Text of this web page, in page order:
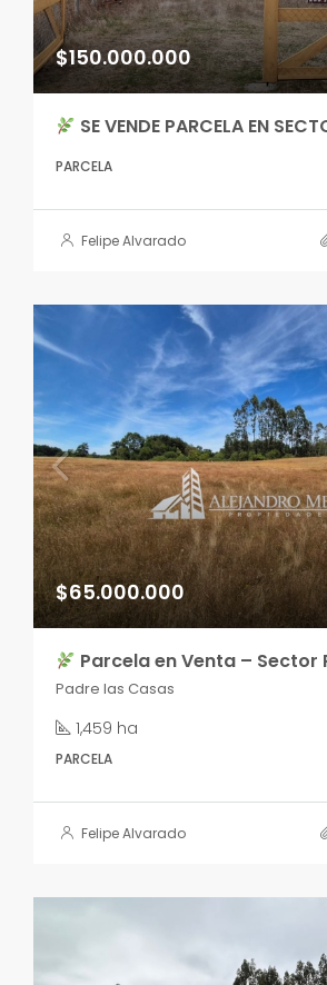
$150.000.000
SE VENDE PARCELA EN
PARCELA
Felipe Alvarado
$65.000.000
Parcela en Venta – Sector Piedra
Padre las Casas
1,459 ha
PARCELA
Felipe Alvarado